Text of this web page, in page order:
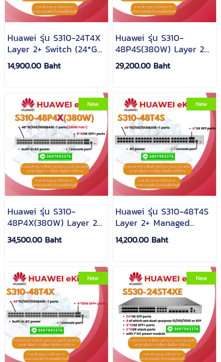
Huawei รุ่น S310-24T4X
Layer 2+ Switch (24*GE
ports, 4*10GE SFP+
ports, built-in AC
14,900.00 Baht
Huawei รุ่น S310-
48P4S(380W) Layer 2+
Switch (48*GE
ports(380W PoE+),
29,200.00 Baht
New
Huawei รุ่น S310-
48P4X(380W) Layer 2+
Switch (48*GE
ports(380W PoE+),
34,500.00 Baht
New
Huawei รุ่น S310-48T4S
Layer 2+ Managed
Cloud Engine Switch
14,200.00 Baht
New New